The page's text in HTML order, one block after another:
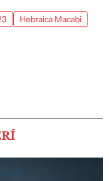
Hebraica Macabi